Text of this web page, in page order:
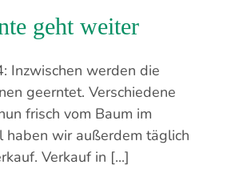
geht weiter
Inzwischen werden die
geerntet. Verschiedene
frisch vom Baum im
wir außerdem täglich
Verkauf in [...]